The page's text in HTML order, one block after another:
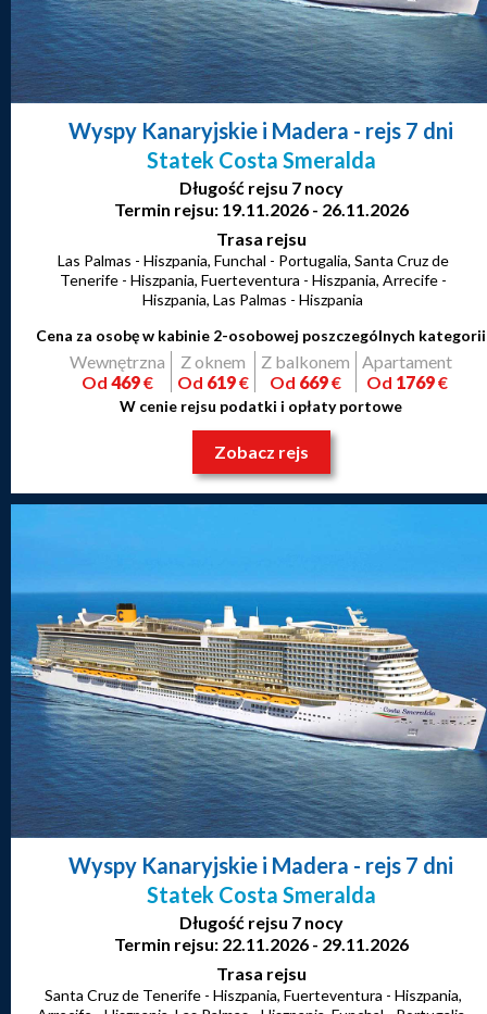
Wyspy Kanaryjskie i Madera - rejs 7 dni
Statek Costa Smeralda
Długość rejsu 7 nocy
Termin rejsu: 19.11.2026 - 26.11.2026
Trasa rejsu
Las Palmas - Hiszpania, Funchal - Portugalia, Santa Cruz de
Tenerife - Hiszpania, Fuerteventura - Hiszpania, Arrecife -
Hiszpania, Las Palmas - Hiszpania
Cena za osobę w kabinie 2-osobowej poszczególnych kategorii
Wewnętrzna
Od 469€
Z oknem
Od 619€
Z balkonem
Od 669€
Apartament
Od 1769€
W cenie rejsu podatki i opłaty portowe
Zobacz rejs
Wyspy Kanaryjskie i Madera - rejs 7 dni
Statek Costa Smeralda
Długość rejsu 7 nocy
Termin rejsu: 22.11.2026 - 29.11.2026
Trasa rejsu
Santa Cruz de Tenerife - Hiszpania, Fuerteventura - Hiszpania,